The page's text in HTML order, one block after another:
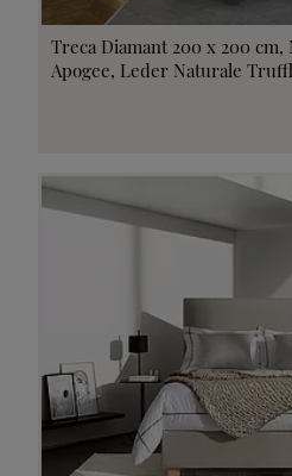
Treca Diamant 200 x 200
Apogee, Leder Naturale